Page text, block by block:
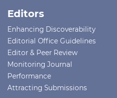
Editors
Enhancing Discoverability
Editorial Office Guidelines
Editor & Peer Review
Monitoring Journal
Performance
Attracting Submissions